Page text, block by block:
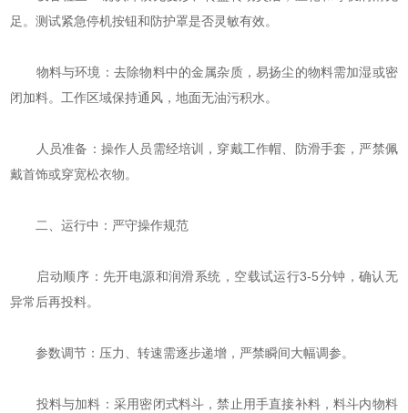
足。测试紧急停机按钮和防护罩是否灵敏有效。
‌物料与环境‌：去除物料中的金属杂质，易扬尘的物料需加湿或密
闭加料。工作区域保持通风，地面无油污积水。
‌人员准备‌：操作人员需经培训，穿戴工作帽、防滑手套，严禁佩
戴首饰或穿宽松衣物。
二、运行中：严守操作规范
‌启动顺序‌：先开电源和润滑系统，空载试运行3-5分钟，确认无
异常后再投料。
‌参数调节‌：压力、转速需逐步递增，严禁瞬间大幅调参。
‌投料与加料‌：采用密闭式料斗，禁止用手直接补料，料斗内物料